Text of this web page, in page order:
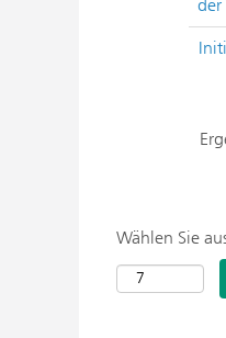
der
Wählen Sie